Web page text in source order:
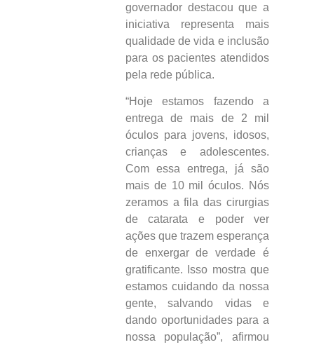
governador destacou que a
iniciativa representa mais
qualidade de vida e inclusão
para os pacientes atendidos
pela rede pública.
“Hoje estamos fazendo a
entrega de mais de 2 mil
óculos para jovens, idosos,
crianças e adolescentes.
Com essa entrega, já são
mais de 10 mil óculos. Nós
zeramos a fila das cirurgias
de catarata e poder ver
ações que trazem esperança
de enxergar de verdade é
gratificante. Isso mostra que
estamos cuidando da nossa
gente, salvando vidas e
dando oportunidades para a
nossa população”, afirmou